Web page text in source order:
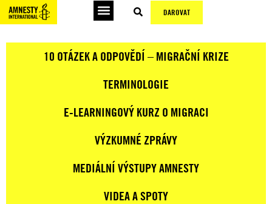
DAROVAT
10 OTÁZEK A ODPOVĚDÍ – MIGRAČNÍ KRIZE
TERMINOLOGIE
E-LEARNINGOVÝ KURZ O MIGRACI
VÝZKUMNÉ ZPRÁVY
MEDIÁLNÍ VÝSTUPY AMNESTY
VIDEA A SPOTY